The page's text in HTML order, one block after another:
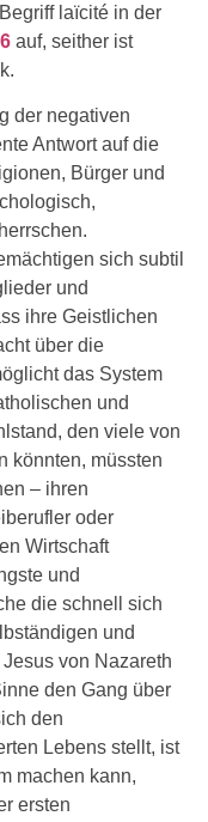
laïcité in der
auf, seither ist
der negativen
Antwort auf die
Bürger und
sich subtil
und
ihre Geistlichen
über die
das System
und
den viele von
könnten, müssten
– ihren
oder
Wirtschaft
und
die schnell sich
und
von Nazareth
den Gang über
den
Lebens stellt, ist
machen kann,
ersten